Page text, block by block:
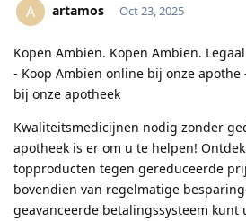
A artamos Oct 23, 2025
Kopen Ambien. Kopen Ambien.
- Koop Ambien online bij onze
bij onze apotheek
Kwaliteitsmedicijnen nodig zonder
apotheek is er om u te helpen!
topproducten tegen gereduceerde
bovendien van regelmatige
geavanceerde betalingssysteem